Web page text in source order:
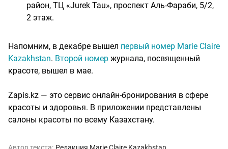
район, ТЦ «Jurek Tau», проспект Аль-Фараби, 5/2,
2 этаж.
Напомним, в декабре вышел первый номер Marie Claire
Kazakhstan. Второй номер журнала, посвященный
красоте, вышел в мае.
Zapis.kz — это сервис онлайн-бронирования в сфере
красоты и здоровья. В приложении представлены
салоны красоты по всему Казахстану.